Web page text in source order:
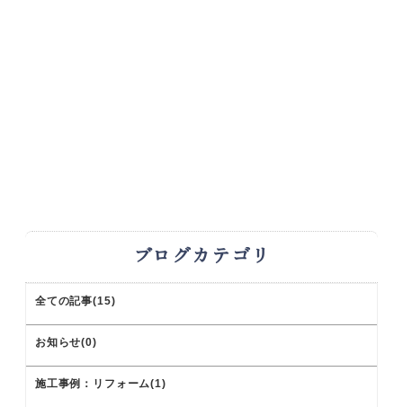
ブログカテゴリ
全ての記事(15)
お知らせ(0)
施工事例：リフォーム(1)